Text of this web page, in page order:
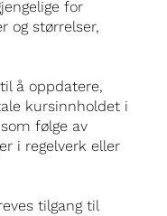
for
og størrelser,
å oppdatere,
kursinnholdet i
følge av
i regelverk eller
tilgang til